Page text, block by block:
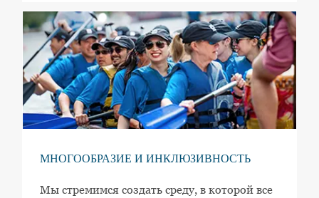
МНОГООБРАЗИЕ И ИНКЛЮЗИВНОСТЬ
Мы стремимся создать среду, в которой все